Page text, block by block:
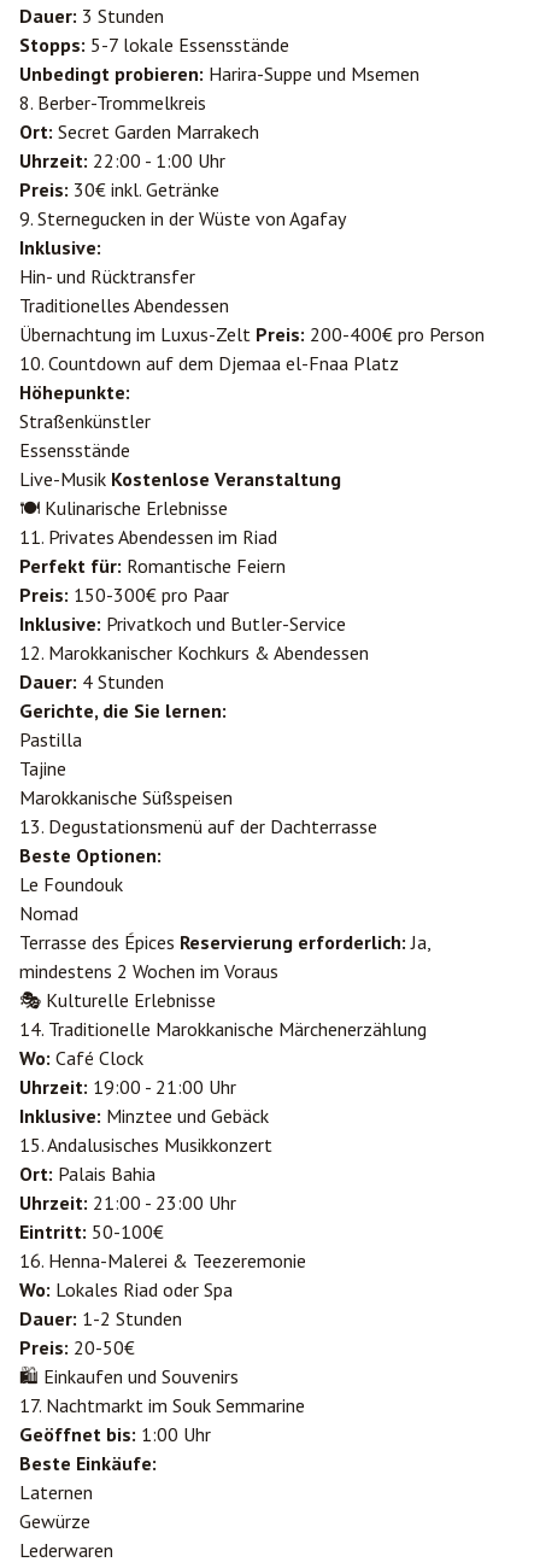
Dauer: 3 Stunden
Stopps: 5-7 lokale Essensstände
Unbedingt probieren: Harira-Suppe und Msemen
8. Berber-Trommelkreis
Ort: Secret Garden Marrakech
Uhrzeit: 22:00 - 1:00 Uhr
Preis: 30€ inkl. Getränke
9. Sternegucken in der Wüste von Agafay
Inklusive:
Hin- und Rücktransfer
Traditionelles Abendessen
Übernachtung im Luxus-Zelt Preis: 200-400€ pro Person
10. Countdown auf dem Djemaa el-Fnaa Platz
Höhepunkte:
Straßenkünstler
Essensstände
Live-Musik Kostenlose Veranstaltung
🍽️ Kulinarische Erlebnisse
11. Privates Abendessen im Riad
Perfekt für: Romantische Feiern
Preis: 150-300€ pro Paar
Inklusive: Privatkoch und Butler-Service
12. Marokkanischer Kochkurs & Abendessen
Dauer: 4 Stunden
Gerichte, die Sie lernen:
Pastilla
Tajine
Marokkanische Süßspeisen
13. Degustationsmenü auf der Dachterrasse
Beste Optionen:
Le Foundouk
Nomad
Terrasse des Épices Reservierung erforderlich: Ja,
mindestens 2 Wochen im Voraus
🎭 Kulturelle Erlebnisse
14. Traditionelle Marokkanische Märchenerzählung
Wo: Café Clock
Uhrzeit: 19:00 - 21:00 Uhr
Inklusive: Minztee und Gebäck
15. Andalusisches Musikkonzert
Ort: Palais Bahia
Uhrzeit: 21:00 - 23:00 Uhr
Eintritt: 50-100€
16. Henna-Malerei & Teezeremonie
Wo: Lokales Riad oder Spa
Dauer: 1-2 Stunden
Preis: 20-50€
🛍️ Einkaufen und Souvenirs
17. Nachtmarkt im Souk Semmarine
Geöffnet bis: 1:00 Uhr
Beste Einkäufe:
Laternen
Gewürze
Lederwaren